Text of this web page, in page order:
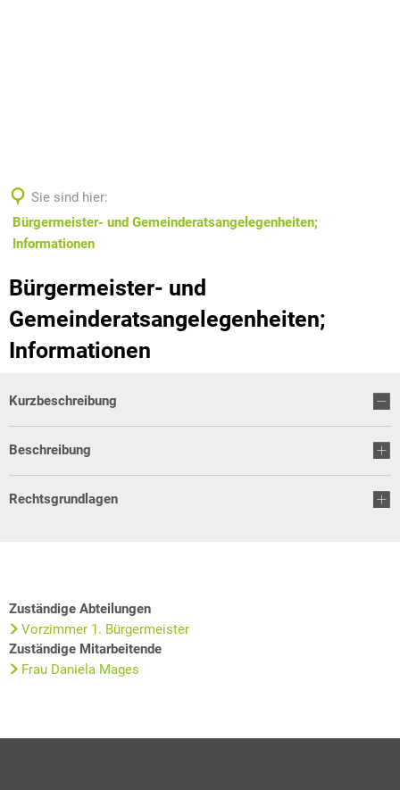
Sie sind hier:
Bürgermeister- und Gemeinderatsangelegenheiten;
Informationen
Bürgermeister- und
Gemeinderatsangelegenheiten;
Informationen
Kurzbeschreibung
Beschreibung
Rechtsgrundlagen
Zuständige Abteilungen
Vorzimmer 1. Bürgermeister
Zuständige Mitarbeitende
Frau Daniela Mages